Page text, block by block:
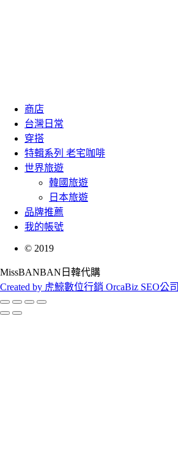
商店
台灣日常
穿搭
特輯系列 老宅咖啡
世界旅遊
韓國旅遊
日本旅遊
品牌推薦
我的帳號
© 2019
MissBANBAN日韓代購
Created by 虎鯨數位行銷 OrcaBiz SEO公司